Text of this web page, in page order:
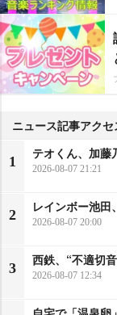
ニュース記事アク
1
テオくん、加藤
2026-08-07 21:21
2
レインボー池田
2026-08-07 20:00
3
西鉄、“不適切
2026-08-07 12:34